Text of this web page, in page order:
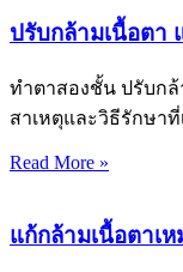
ปรับกล้ามเนื้อตา
ทำตาสองชั้น ปรับกล้
สาเหตุและวิธีรักษา
Read More »
แก้กล้ามเนื้อตาเ